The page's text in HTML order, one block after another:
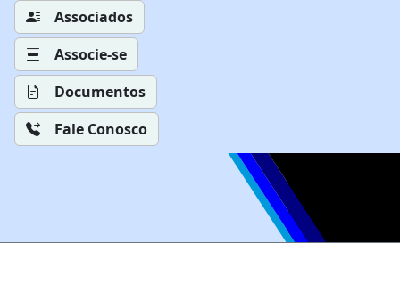
Associados
Associe-se
Documentos
Fale Conosco